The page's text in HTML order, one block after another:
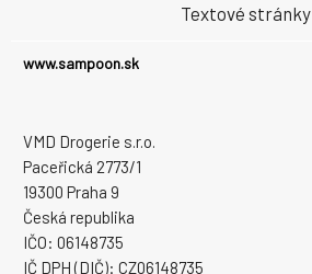
www.sampoon.sk
VMD Drogerie s.r.o.
Paceřická 2773/1
19300 Praha 9
Česká republika
IČO: 06148735
IČ DPH (DIČ): CZ06148735
Textové stránky